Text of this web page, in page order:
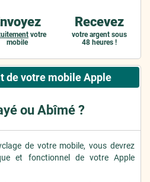
votre
mobile
Recevez
votre argent sous
48 heures !
de votre mobile Apple
ou Abîmé ?
de votre mobile, vous devrez
et fonctionnel de votre Apple